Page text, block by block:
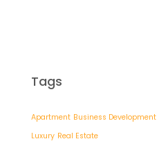
Tags
Apartment Business Development
Luxury Real Estate